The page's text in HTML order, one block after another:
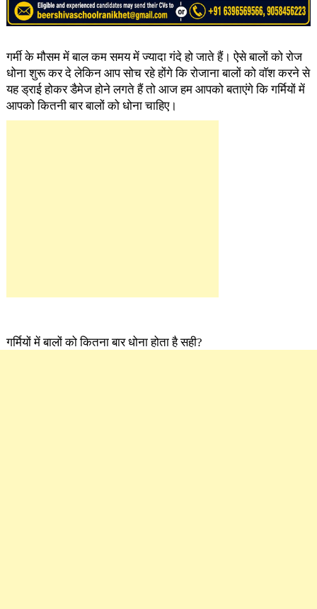
गर्मी के मौसम में बाल कम समय में ज्यादा गंदे हो जाते हैं। ऐसे बालों को रोज
धोना शुरू कर दे लेकिन आप सोच रहे होंगे कि रोजाना बालों को वाॅश करने से
यह ड्राई होकर डैमेज होने लगते हैं तो आज हम आपको बताएंगे कि गर्मियों में
आपको कितनी बार बालों को धोना चाहिए।
गर्मियों में बालों को कितना बार धोना होता है सही?